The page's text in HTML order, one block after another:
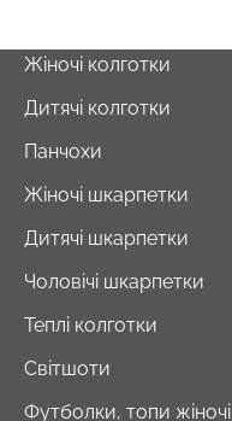
Жіночі колготки
Дитячі колготки
Панчохи
Жіночі шкарпетки
Дитячі шкарпетки
Чоловічі шкарпетки
Теплі колготки
Світшоти
Футболки, топи жіночі
корекцією BRA
SHAPEWEAR black
(чорний) Giulia
489 грн.699 грн.